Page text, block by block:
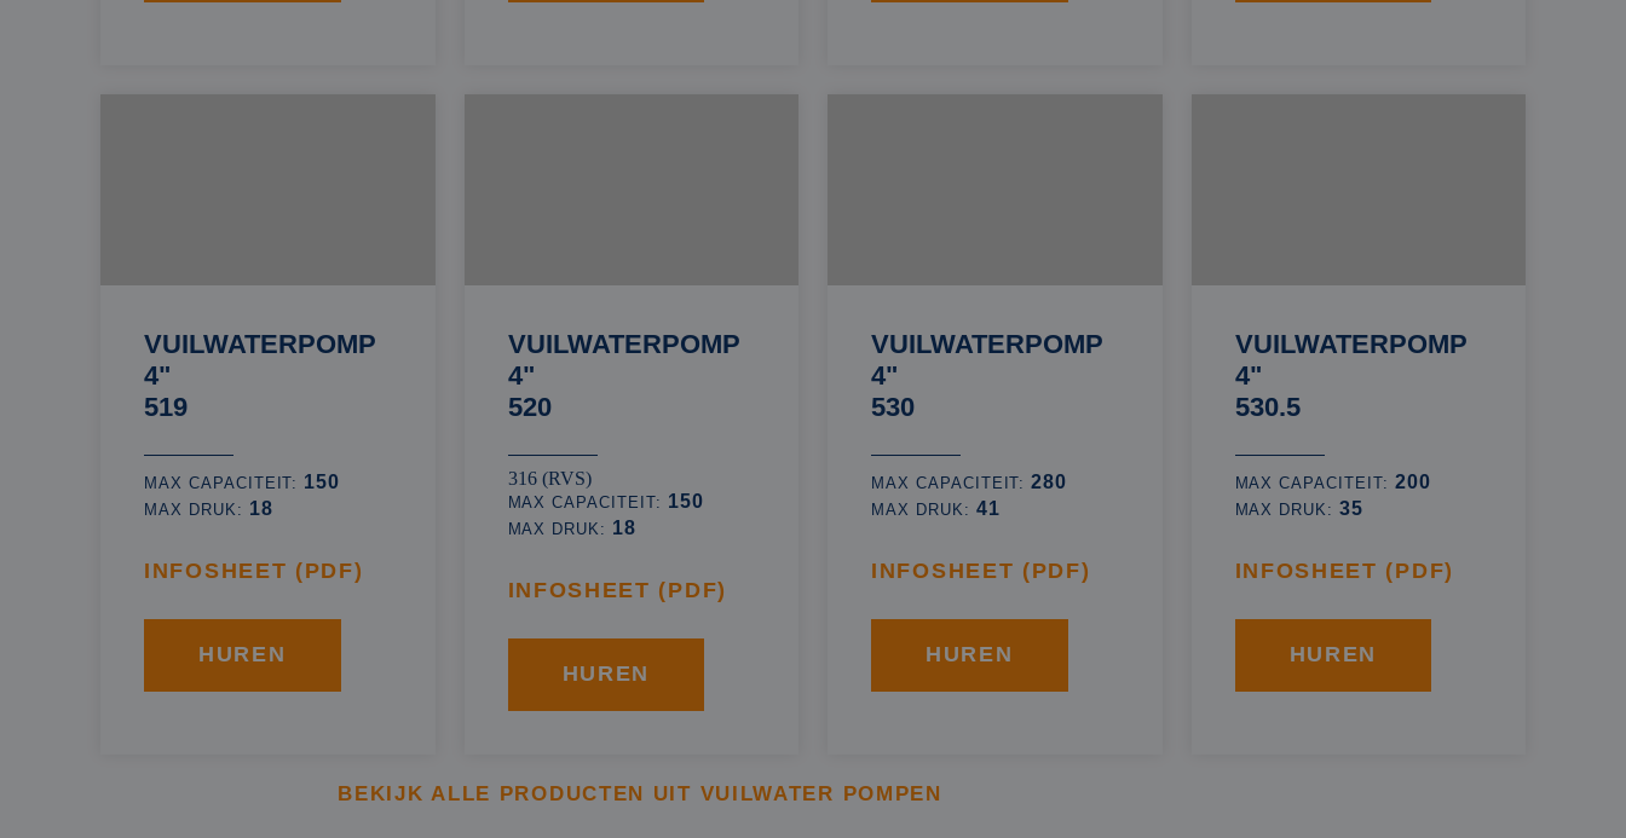
VUILWATERPOMP
4"
519
MAX CAPACITEIT: 150
MAX DRUK: 18
INFOSHEET (PDF)
HUREN
VUILWATERPOMP
4"
520
316 (RVS)
MAX CAPACITEIT: 150
MAX DRUK: 18
INFOSHEET (PDF)
HUREN
VUILWATERPOMP
4"
530
MAX CAPACITEIT:280
MAX DRUK: 41
INFOSHEET (PDF)
HUREN
VUILWATERPOMP
4"
530.5
MAX CAPACITEIT: 200
MAX DRUK:35
INFOSHEET (PDF)
HUREN
BEKIJK ALLE PRODUCTEN UIT VUILWATER POMPEN